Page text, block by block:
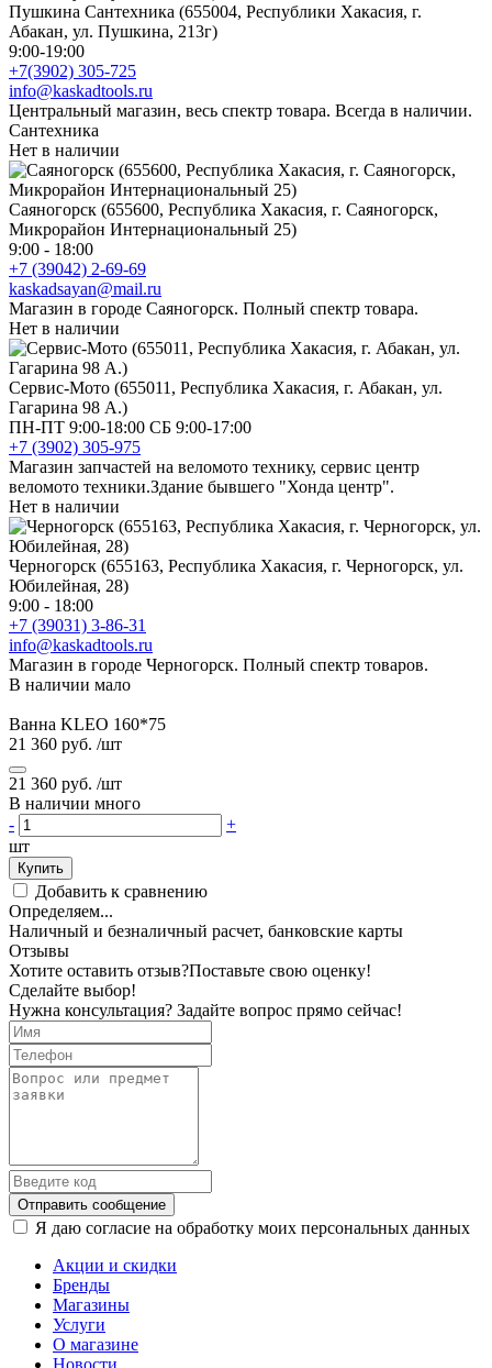
Пушкина Сантехника (655004, Республики Хакасия, г.
Абакан, ул. Пушкина, 213г)
9:00-19:00
+7(3902) 305-725
info@kaskadtools.ru
Центральный магазин, весь спектр товара. Всегда в наличии.
Сантехника
Нет в наличии
Саяногорск (655600, Республика Хакасия, г. Саяногорск,
Микрорайон Интернациональный 25)
9:00 - 18:00
+7 (39042) 2-69-69
kaskadsayan@mail.ru
Магазин в городе Саяногорск. Полный спектр товара.
Нет в наличии
Сервис-Мото (655011, Республика Хакасия, г. Абакан, ул.
Гагарина 98 А.)
ПН-ПТ 9:00-18:00 СБ 9:00-17:00
+7 (3902) 305-975
Магазин запчастей на веломото технику, сервис центр
веломото техники.Здание бывшего "Хонда центр".
Нет в наличии
Черногорск (655163, Республика Хакасия, г. Черногорск, ул.
Юбилейная, 28)
9:00 - 18:00
+7 (39031) 3-86-31
info@kaskadtools.ru
Магазин в городе Черногорск. Полный спектр товаров.
В наличии мало
Ванна KLEO 160*75
21 360 руб. /шт
21 360 руб. /шт
В наличии много
-
+
шт
Купить
Добавить к сравнению
Определяем...
Наличный и безналичный расчет, банковские карты
Отзывы
Хотите оставить отзыв?Поставьте свою оценку!
Сделайте выбор!
Нужна консультация? Задайте вопрос прямо сейчас!
Отправить сообщение
Я даю согласие на обработку моих персональных данных
Акции и скидки
Бренды
Магазины
Услуги
О магазине
Новости